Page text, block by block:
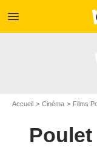
menu
Accueil Cinéma Films